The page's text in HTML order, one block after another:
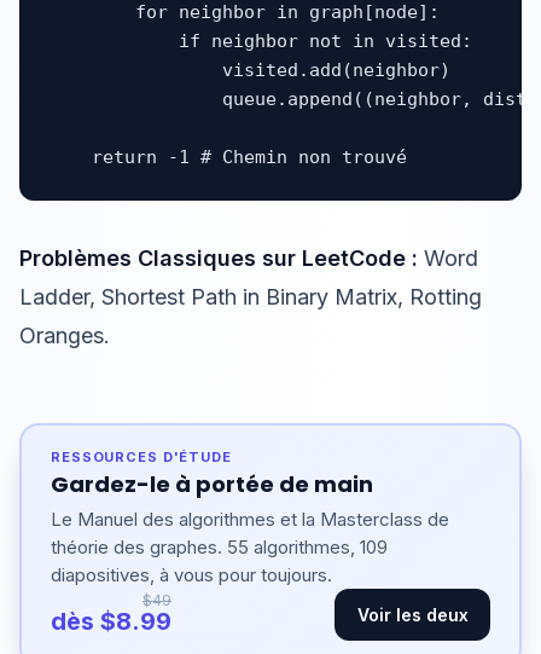
        for neighbor in graph[node]:
            if neighbor not in visited:
                visited.add(neighbor)
queue.append((neighbor,
    return -1 # Chemin non trouvé
Problèmes Classiques sur LeetCode : Word
Ladder, Shortest Path in Binary Matrix, Rotting
Oranges.
RESSOURCES D'ÉTUDE
Gardez-le à portée de main
Le Manuel des algorithmes et la Masterclass de
théorie des graphes. 55 algorithmes, 109
diapositives, à vous pour toujours.
$49
dès $8.99 Voir les deux